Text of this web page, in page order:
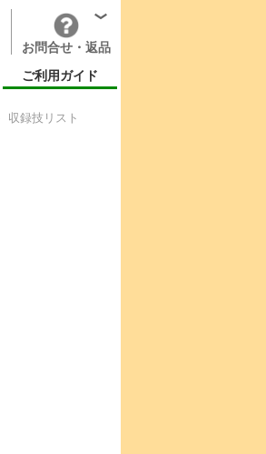
お問合せ・返品
ご利用ガイド
収録技リスト